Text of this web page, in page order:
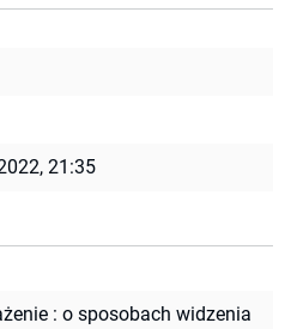
21:35
: o sposobach widzenia